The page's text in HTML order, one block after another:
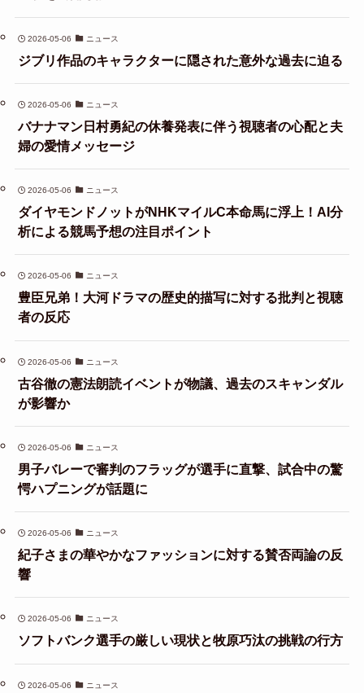
2026-05-06 ニュース
ジブリ作品のキャラクターに隠された意外な過去に迫る
2026-05-06 ニュース
バナナマン日村勇紀の休養発表に伴う視聴者の心配と夫
婦の愛情メッセージ
2026-05-06 ニュース
ダイヤモンドノットがNHKマイルC本命馬に浮上！AI分
析による競馬予想の注目ポイント
2026-05-06 ニュース
豊臣兄弟！大河ドラマの歴史的描写に対する批判と視聴
者の反応
2026-05-06 ニュース
古谷徹の憲法朗読イベントが物議、過去のスキャンダル
が影響か
2026-05-06 ニュース
男子バレーで審判のフラッグが選手に直撃、試合中の驚
愕ハプニングが話題に
2026-05-06 ニュース
紀子さまの華やかなファッションに対する賛否両論の反
響
2026-05-06 ニュース
ソフトバンク選手の厳しい現状と牧原巧汰の挑戦の行方
2026-05-06 ニュース